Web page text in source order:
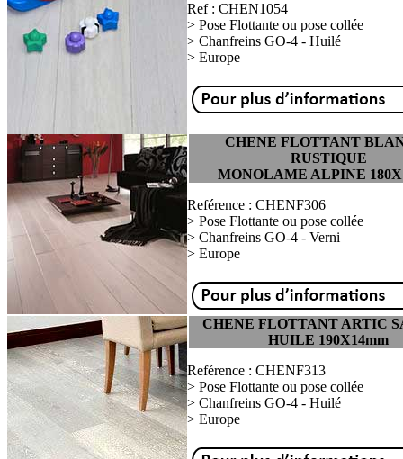
Ref : CHEN1054
> Pose Flottante ou pose collée
> Chanfreins GO-4 - Huilé
> Europe
CHENE FLOTTANT
RUSTIQUE
MONOLAME ALPINE
Reférence : CHENF306
> Pose Flottante ou pose collée
> Chanfreins GO-4 - Verni
> Europe
CHENE FLOTTANT ARTIC
HUILE 190X14mm
Reférence : CHENF313
> Pose Flottante ou pose collée
> Chanfreins GO-4 - Huilé
> Europe